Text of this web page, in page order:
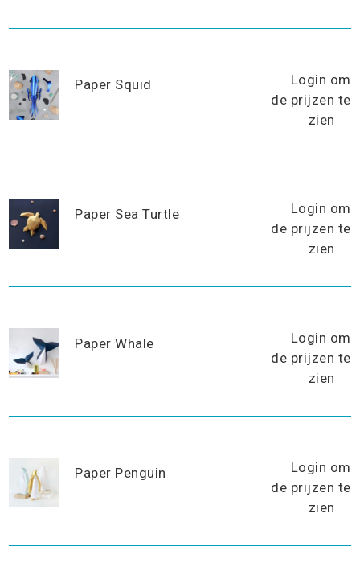
Paper Squid
Login om
de prijzen te
zien
Paper Sea Turtle
Login om
de prijzen te
zien
Paper Whale
Login om
de prijzen te
zien
Paper Penguin
Login om
de prijzen te
zien